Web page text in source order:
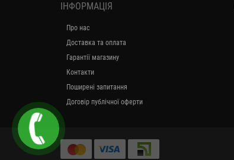
ІНФОРМАЦІЯ
Про нас
Доставка та оплата
Гарантії магазину
Контакти
Поширені запитання
Договір публічної оферти